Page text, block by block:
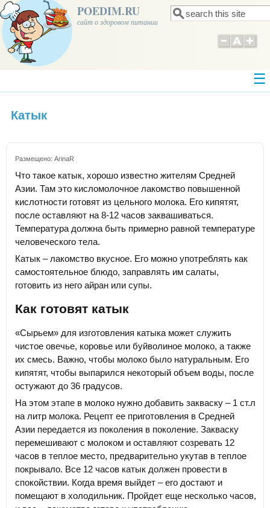
POEDIM.RU
сайт о здоровом питании Форма поиска
Поиск
Катык
Размещено: ArinaR
Что такое катык, хорошо известно жителям Средней
Азии. Там это кисломолочное лакомство повышенной
кислотности готовят из цельного молока. Его кипятят,
после оставляют на 8-12 часов заквашиваться.
Температура должна быть примерно равной температуре
человеческого тела.
Катык – лакомство вкусное. Его можно употреблять как
самостоятельное блюдо, заправлять им салаты,
готовить из него айран или супы.
Как готовят катык
«Сырьем» для изготовления катыка может служить
чистое овечье, коровье или буйволиное молоко, а также
их смесь. Важно, чтобы молоко было натуральным. Его
кипятят, чтобы выпарился некоторый объем воды, после
остужают до 36 градусов.
На этом этапе в молоко нужно добавить закваску – 1 ст.л
на литр молока. Рецепт ее приготовления в Средней
Азии передается из поколения в поколение. Закваску
перемешивают с молоком и оставляют созревать 12
часов в теплое место, предварительно укутав в теплое
покрывало. Все 12 часов катык должен провести в
спокойствии. Когда время выйдет – его достают и
помещают в холодильник. Пройдет еще несколько часов,